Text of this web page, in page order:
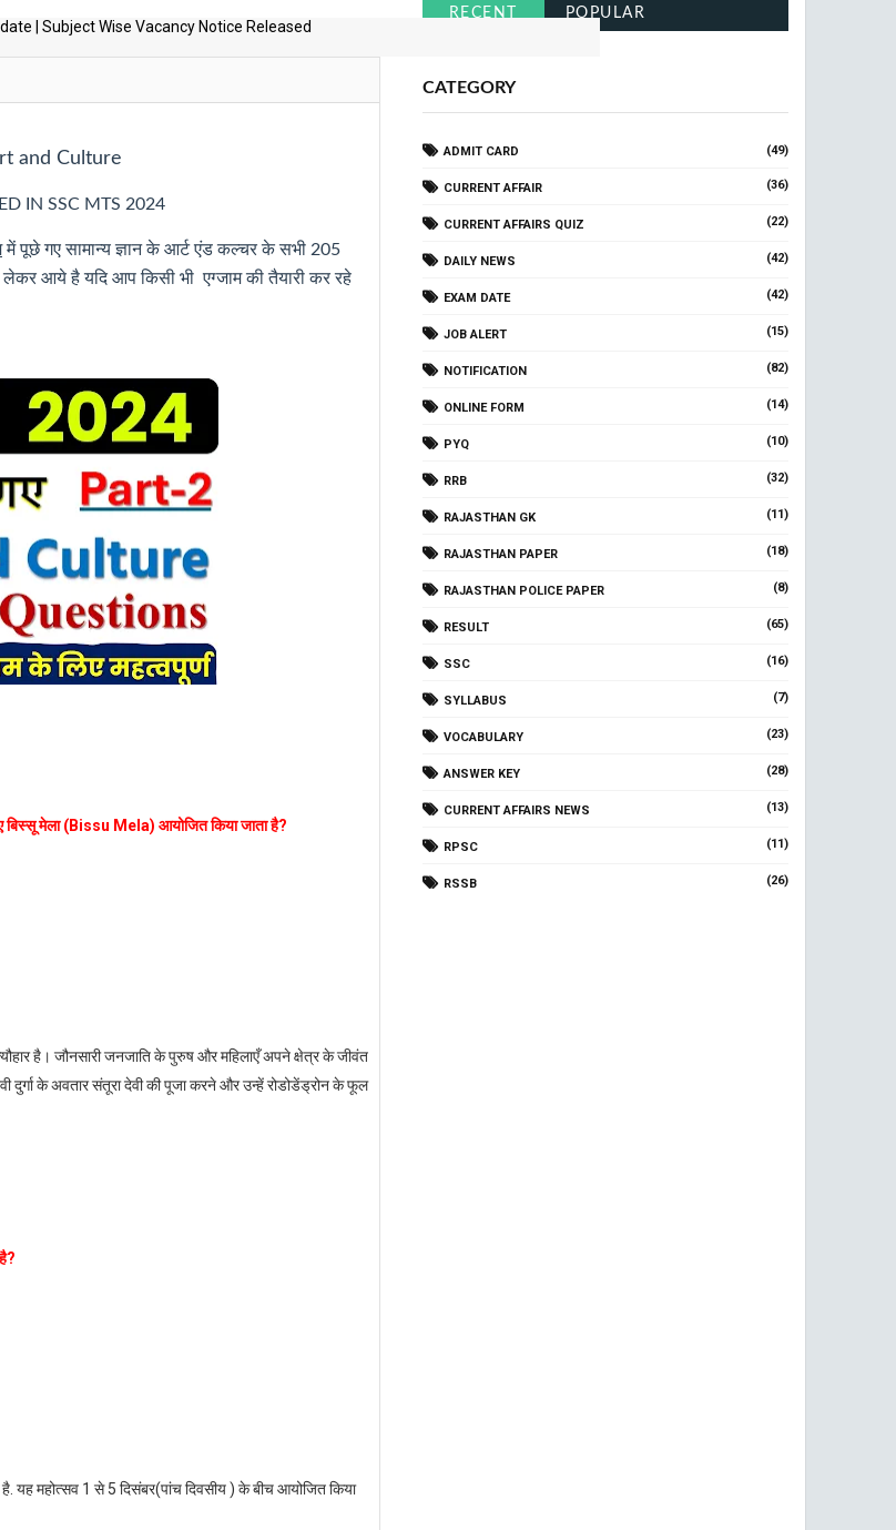
and Culture
IN SSC MTS 2024
में पूछे गए सामान्य ज्ञान के आर्ट एंड कल्चर के सभी 205
आये है यदि आप किसी भी एग्जाम की तैयारी कर रहे
बिस्सू मेला (Bissu Mela) आयोजित किया जाता है?
है। जौनसारी जनजाति के पुरुष और महिलाएँ अपने क्षेत्र के जीवंत
के अवतार संतूरा देवी की पूजा करने और उन्हें रोडोडेंड्रोन के फूल
यह महोत्सव 1 से 5 दिसंबर(पांच दिवसीय ) के बीच आयोजित किया
RECENT POPULAR
CATEGORY
ADMIT CARD (49)
CURRENT AFFAIR (36)
CURRENT AFFAIRS QUIZ (22)
DAILY NEWS (42)
EXAM DATE (42)
JOB ALERT (15)
NOTIFICATION (82)
ONLINE FORM (14)
PYQ (10)
RRB (32)
RAJASTHAN GK (11)
RAJASTHAN PAPER (18)
RAJASTHAN POLICE PAPER (8)
RESULT (65)
SSC (16)
SYLLABUS (7)
VOCABULARY (23)
ANSWER KEY (28)
CURRENT AFFAIRS NEWS (13)
RPSC (11)
RSSB (26)